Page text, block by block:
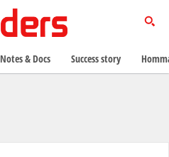
Notes & Docs Success story